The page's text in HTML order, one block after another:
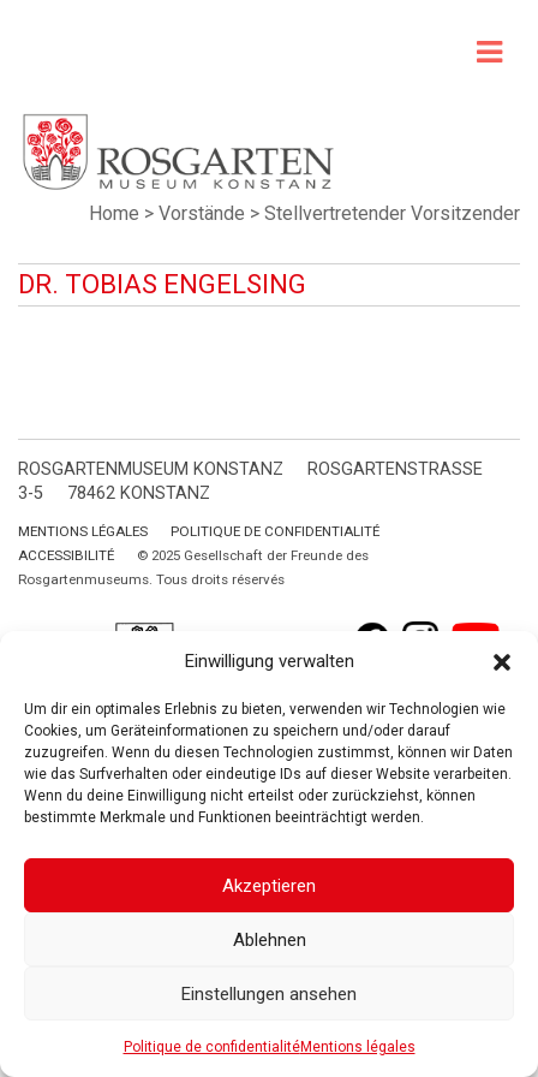
Einwilligung verwalten
Um dir ein optimales Erlebnis zu bieten, verwenden wir Technologien wie
Cookies, um Geräteinformationen zu speichern und/oder darauf
zuzugreifen. Wenn du diesen Technologien zustimmst, können wir Daten
wie das Surfverhalten oder eindeutige IDs auf dieser Website verarbeiten.
Wenn du deine Einwilligung nicht erteilst oder zurückziehst, können
bestimmte Merkmale und Funktionen beeinträchtigt werden.
Akzeptieren
Ablehnen
Einstellungen ansehen
Politique de confidentialitéMentions légales
Home > Vorstände > Stellvertretender Vorsitzender
DR. TOBIAS ENGELSING
ROSGARTENMUSEUM KONSTANZ
ROSGARTENSTRASSE
3-5
78462 KONSTANZ
MENTIONS LÉGALES
POLITIQUE DE CONFIDENTIALITÉ
ACCESSIBILITÉ
© 2025 Gesellschaft der Freunde des
Rosgartenmuseums. Tous droits réservés